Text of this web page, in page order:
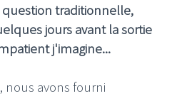
traditionnelle,
jours avant la sortie
j'imagine...
nous avons fourni